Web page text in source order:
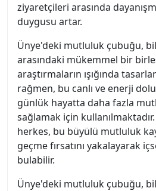
ziyaretçileri arasında
duygusu artar.
Ünye'deki mutluluk çubuğu,
arasındaki mükemmel bir
araştırmaların ışığında
rağmen, bu canlı ve enerji
günlük hayatta daha fazla
sağlamak için
herkes, bu büyülü mutluluk
geçme fırsatını yakalayarak
bulabilir.
Ünye'deki mutluluk çubuğu,